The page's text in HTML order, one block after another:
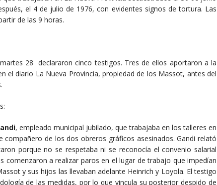
el 4 de julio de 1976, con evidentes signos de tortura. Las
de las 9 horas.
28 declararon cinco testigos. Tres de ellos aportaron a la
el diario La Nueva Provincia, propiedad de los Massot, antes del
, empleado municipal jubilado, que trabajaba en los talleres en
de los dos obreros gráficos asesinados. Gandi relató
porque no se respetaba ni se reconocía el convenio salarial
comenzaron a realizar paros en el lugar de trabajo que impedían
y sus hijos las llevaban adelante Heinrich y Loyola. El testigo
de las medidas, por lo que vincula su posterior despido de